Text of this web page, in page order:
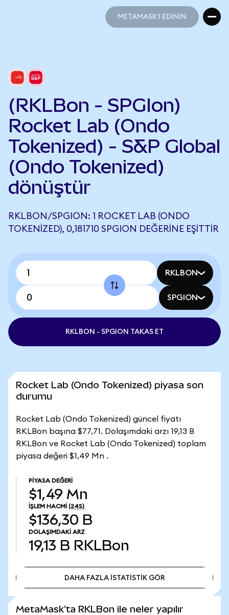
METAMASK'I EDİNİN
(RKLBon - SPGIon)
Rocket Lab (Ondo
Tokenized) - S&P Global
(Ondo Tokenized)
dönüştür
RKLBON/SPGION: 1 ROCKET LAB (ONDO
TOKENIZED), 0,181710 SPGION DEĞERINE EŞITTIR
RKLBON
SPGION
RKLBON - SPGION TAKAS ET
Rocket Lab (Ondo Tokenized) piyasa son
durumu
Rocket Lab (Ondo Tokenized) güncel fiyatı
RKLBon başına $77,71. Dolaşımdaki arzı 19,13 B
RKLBon ve Rocket Lab (Ondo Tokenized) toplam
piyasa değeri $1,49 Mn .
PIYASA DEĞERI
$1,49 Mn
İŞLEM HACMI (24S)
$136,30 B
DOLAŞIMDAKI ARZ
19,13 B RKLBon
DAHA FAZLA İSTATİSTİK GÖR
MetaMask'ta RKLBon ile neler yapılır